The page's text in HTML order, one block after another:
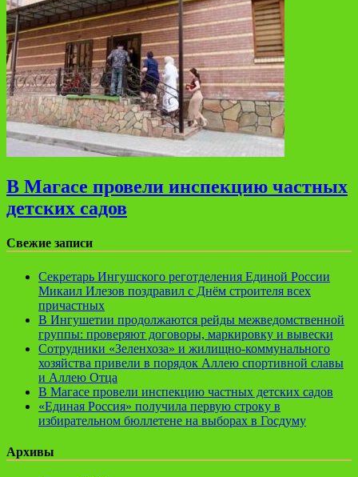
В Магасе провели инспекцию частных
детских садов
Свежие записи
Секретарь Ингушского реготделения Единой России
Микаил Илезов поздравил с Днём строителя всех
причастных
В Ингушетии продолжаются рейды межведомственной
группы: проверяют договоры, маркировку и вывески
Сотрудники «Зеленхоза» и жилищно-коммунального
хозяйства привели в порядок Аллею спортивной славы
и Аллею Отца
В Магасе провели инспекцию частных детских садов
«Единая Россия» получила первую строку в
избирательном бюллетене на выборах в Госдуму
Архивы